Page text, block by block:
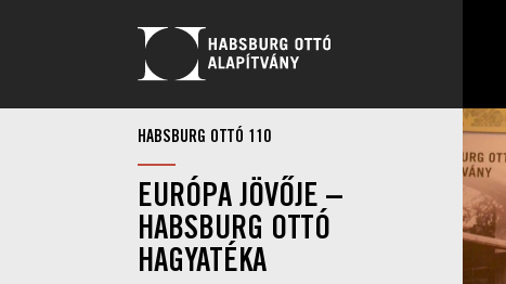
HABSBURG OTTÓ 110
EURÓPA JÖVŐJE –
HABSBURG OTTÓ
HAGYATÉKA